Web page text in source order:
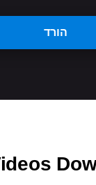
הורד